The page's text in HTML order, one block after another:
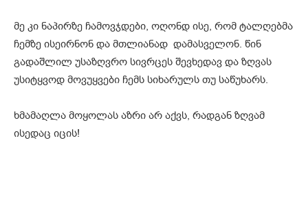
მე კი ნაპირზე ჩამოვჯდები, ოღონდ ისე, რომ ტალღებმა
ჩემზე ისეირნონ და მთლიანად დამასველონ. წინ
გადაშლილ უსაზღვრო სივრცეს შევხედავ და ზღვას
უსიტყვოდ მოვუყვები ჩემს სიხარულს თუ საწუხარს.
ხმამაღლა მოყოლას აზრი არ აქვს, რადგან ზღვამ
ისედაც იცის!